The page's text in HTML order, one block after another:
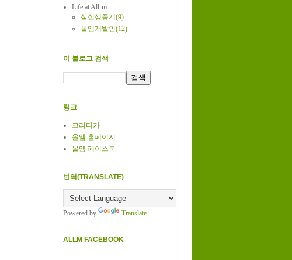
Life at All-m
삼실생중계(9)
올엠개발인(12)
이 블로그 검색
링크
크리티카
올엠 홈페이지
올엠 페이스북
번역(TRANSLATE)
Powered by Translate
ALLM FACEBOOK